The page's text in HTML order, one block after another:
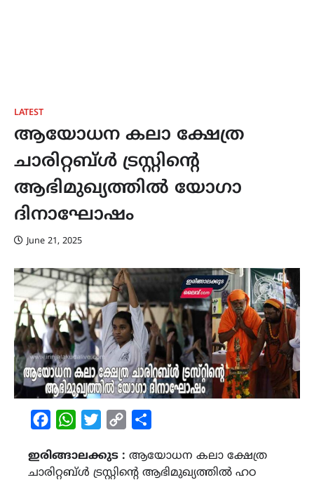
LATEST
ആയോധന കലാ ക്ഷേത്ര
ചാരിറ്റബ്ൾ ട്രസ്റ്റിന്റെ
ആഭിമുഖ്യത്തിൽ യോഗാ
ദിനാഘോഷം
June 21, 2025
FacebookWhatsAppTwitterCopy
ഇരിങ്ങാലക്കുട : ആയോധന കലാ ക്ഷേത്ര
ചാരിറ്റബ്ൾ ട്രസ്റ്റിന്റെ ആഭിമുഖ്യത്തിൽ ഹഠ